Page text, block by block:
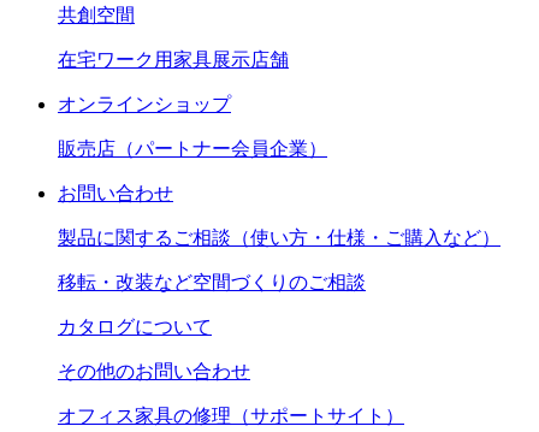
共創空間
在宅ワーク用家具展示店舗
オンラインショップ
販売店（パートナー会員企業）
お問い合わせ
製品に関するご相談（使い方・仕様・ご購入など）
移転・改装など空間づくりのご相談
カタログについて
その他のお問い合わせ
オフィス家具の修理（サポートサイト）